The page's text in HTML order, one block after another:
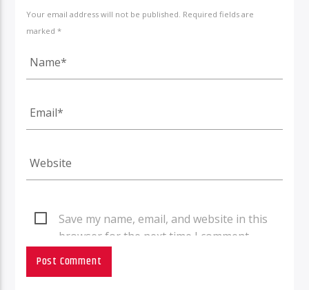
Your email address will not be published. Required fields are
marked *
Save my name, email, and website in this
browser for the next time I comment.